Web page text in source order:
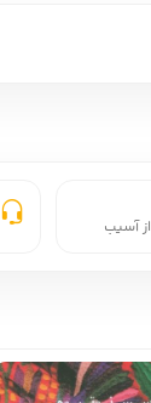
آسیب